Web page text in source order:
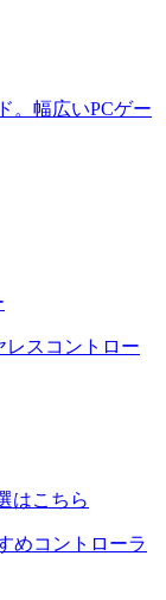
。幅広いPCゲー
レスコントロー
はこちら
めコントローラ